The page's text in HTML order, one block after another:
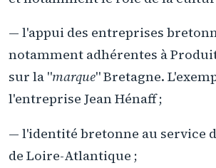
— l'appui des entreprises
notamment adhérentes à
sur la "marque" Bretagne.
l'entreprise Jean Hénaff ;
— l'identité bretonne au service
de Loire-Atlantique ;